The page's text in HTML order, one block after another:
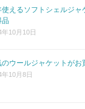
使えるソフトシェルジャ
品
年10月10日
のウールジャケットがお
年10月8日